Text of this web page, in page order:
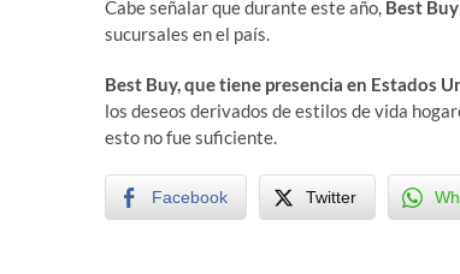
Cabe señalar que durante este año, Best Buy
sucursales en el país.
Best Buy, que tiene presencia en Estados
los deseos derivados de estilos de vida
esto no fue suficiente.
Facebook Twitter